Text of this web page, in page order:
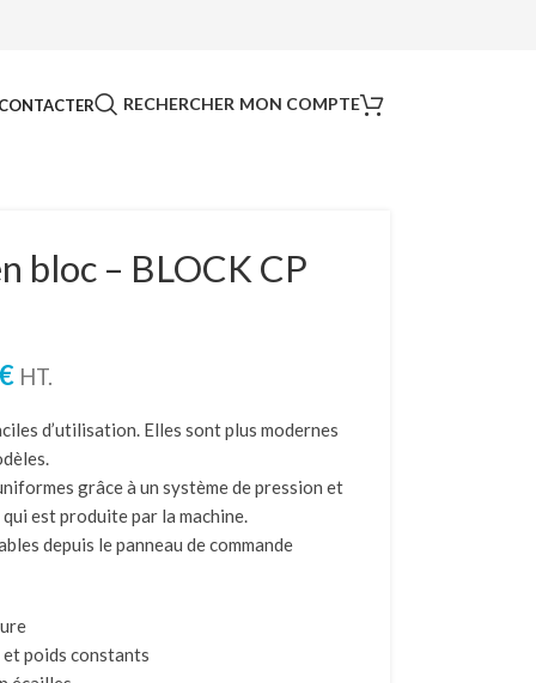
RECHERCHER MON COMPTE
bloc – BLOCK CP
HT.
d’utilisation. Elles sont plus modernes
grâce à un système de pression et
est produite par la machine.
depuis le panneau de commande
poids constants